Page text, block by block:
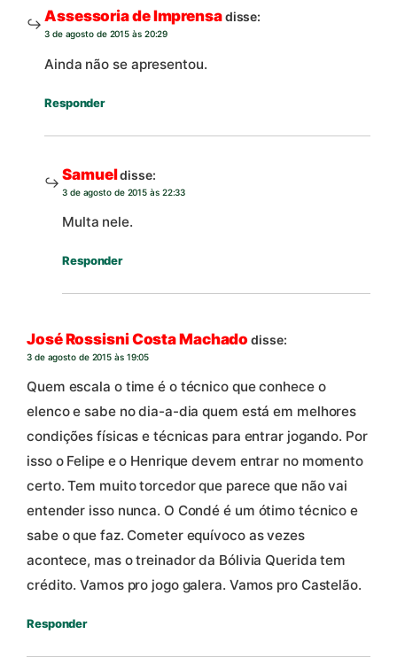
Assessoria de Imprensadisse:
3 de agosto de 2015 às 20:29
Ainda não se apresentou.
Responder
Samueldisse:
3 de agosto de 2015 às 22:33
Multa nele.
Responder
José Rossisni Costa Machado disse:
3 de agosto de 2015 às 19:05
Quem escala o time é o técnico que conhece o
elenco e sabe no dia-a-dia quem está em melhores
condições físicas e técnicas para entrar jogando. Por
isso o Felipe e o Henrique devem entrar no momento
certo. Tem muito torcedor que parece que não vai
entender isso nunca. O Condé é um ótimo técnico e
sabe o que faz. Cometer equívoco as vezes
acontece, mas o treinador da Bólivia Querida tem
crédito. Vamos pro jogo galera. Vamos pro Castelão.
Responder